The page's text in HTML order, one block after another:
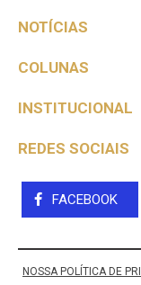
NOTÍCIAS
COLUNAS
INSTITUCIONAL
REDES SOCIAIS
FACEBOOK
NOSSA POLÍTICA DE